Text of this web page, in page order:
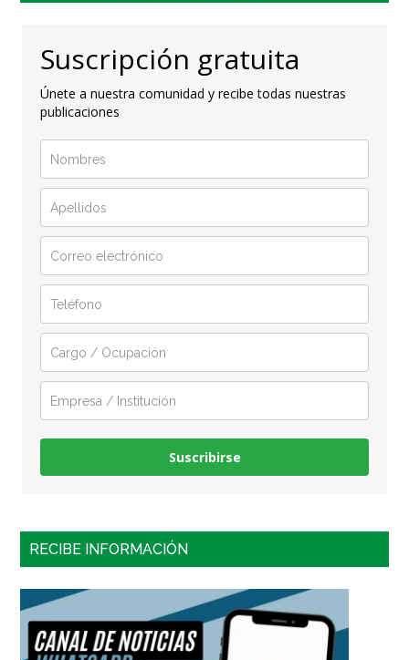
Suscripción gratuita
Únete a nuestra comunidad y recibe todas nuestras
publicaciones
Suscribirse
RECIBE INFORMACIÓN